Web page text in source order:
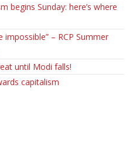
begins Sunday: here’s where
– RCP Summer
until Modi falls!
capitalism